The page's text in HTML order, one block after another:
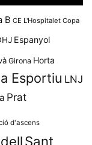
B CE L'Hospitalet Copa
Espanyol
Girona Horta
Esportiu LNJ
Prat
d'ascens
Sant